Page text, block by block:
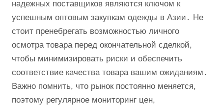
надежных поставщиков являются ключом к
успешным оптовым закупкам одежды в Азии․ Не
стоит пренебрегать возможностью личного
осмотра товара перед окончательной сделкой,
чтобы минимизировать риски и обеспечить
соответствие качества товара вашим ожиданиям․
Важно помнить, что рынок постоянно меняется,
поэтому регулярное мониторинг цен,